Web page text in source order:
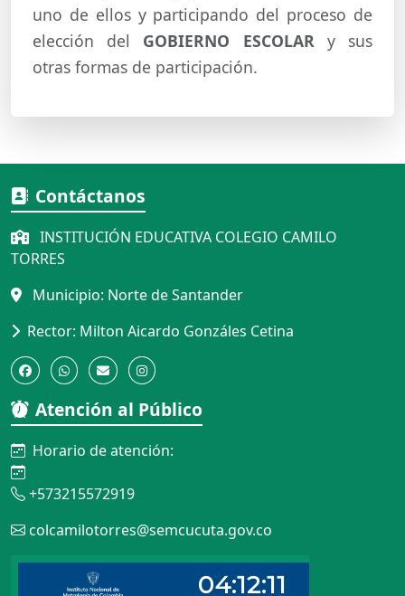
uno de ellos y participando del proceso de
elección del GOBIERNO ESCOLAR y sus
otras formas de participación.
Contáctanos
INSTITUCIÓN EDUCATIVA COLEGIO CAMILO
TORRES
Municipio: Norte de Santander
Rector: Milton Aicardo Gonzáles Cetina
Atención al Público
Horario de atención:
+573215572919
colcamilotorres@semcucuta.gov.co